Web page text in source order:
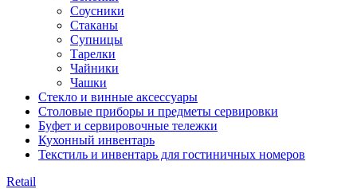
Соусники
Стаканы
Супницы
Тарелки
Чайники
Чашки
Стекло и винные аксессуары
Столовые приборы и предметы сервировки
Буфет и сервировочные тележки
Кухонный инвентарь
Текстиль и инвентарь для гостиничных номеров
Retail